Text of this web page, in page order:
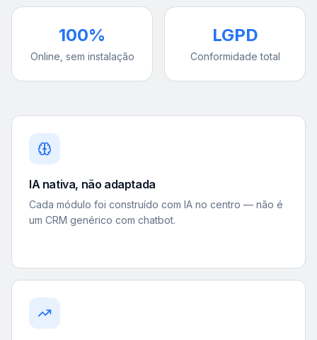
100%
Online, sem instalação
LGPD
Conformidade total
IA nativa, não adaptada
Cada módulo foi construído com IA no centro — não é
um CRM genérico com chatbot.